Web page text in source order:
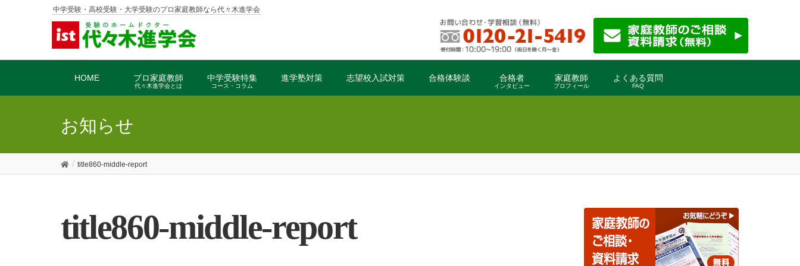
中学受験・高校受験・大学受験のプロ家庭教師なら代々木進学会
HOME プロ家庭教師
代々木進学会とは
中学受験特集
コース・コラム
進学塾対策 志望校入試対策 合格体験談 合格者
インタビュー
家庭教師
プロフィール
よくある質問
FAQ
お知らせ
title860-middle-report
title860-middle-report